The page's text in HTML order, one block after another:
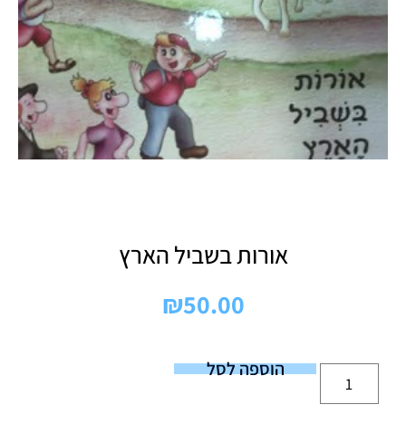
אורות בשביל הארץ
₪50.00
הוספה לסל